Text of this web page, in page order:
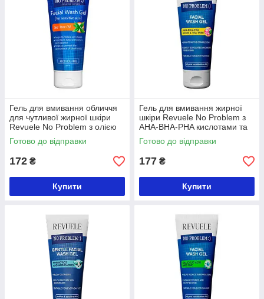
Гель для вмивання обличчя
для чутливої жирної шкіри
Revuele No Problem з олією
чайного дерева, 200 мл
Готово до відправки
172 ₴
Купити
Гель для вмивання жирної
шкіри Revuele No Problem з
AHA-BHA-PHA кислотами та
чайним деревом, 200 мл
Готово до відправки
177 ₴
Купити